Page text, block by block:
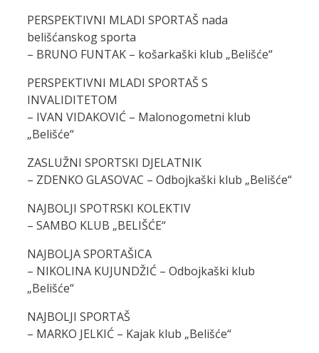
PERSPEKTIVNI MLADI SPORTAŠ nada
belišćanskog sporta
– BRUNO FUNTAK – košarkaški klub „Belišće“
PERSPEKTIVNI MLADI SPORTAŠ S
INVALIDITETOM
– IVAN VIDAKOVIĆ – Malonogometni klub
„Belišće“
ZASLUŽNI SPORTSKI DJELATNIK
– ZDENKO GLASOVAC – Odbojkaški klub „Belišće“
NAJBOLJI SPOTRSKI KOLEKTIV
– SAMBO KLUB „BELIŠĆE“
NAJBOLJA SPORTAŠICA
– NIKOLINA KUJUNDŽIĆ – Odbojkaški klub
„Belišće“
NAJBOLJI SPORTAŠ
– MARKO JELKIĆ – Kajak klub „Belišće“